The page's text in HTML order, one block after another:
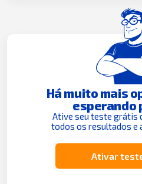
Há muito mais
esperando
Ative seu teste grátis
todos os resultados e
Ativar